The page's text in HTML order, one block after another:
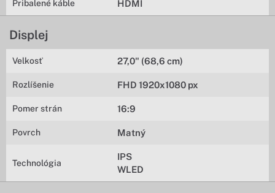
Pribalené káble HDMI
Displej
Velkosť 27,0" (68,6 cm)
Rozlíšenie FHD 1920x1080 px
Pomer strán 16:9
Povrch Matný
Technológia
IPS
WLED